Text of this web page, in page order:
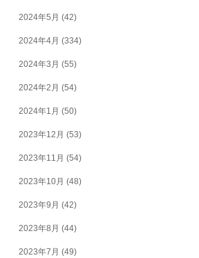
2024年5月 (42)
2024年4月 (334)
2024年3月 (55)
2024年2月 (54)
2024年1月 (50)
2023年12月 (53)
2023年11月 (54)
2023年10月 (48)
2023年9月 (42)
2023年8月 (44)
2023年7月 (49)